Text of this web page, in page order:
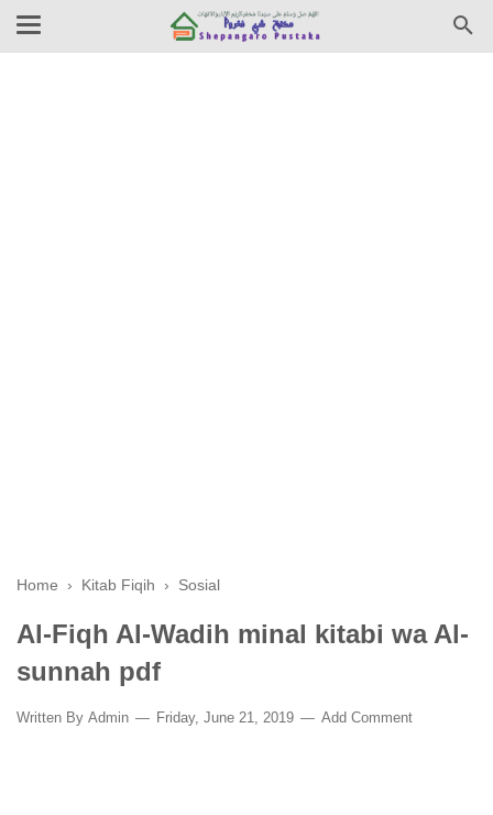
Home › Kitab Fiqih › Sosial
Al-Fiqh Al-Wadih minal kitabi wa Al-
sunnah pdf
Written By Admin Friday, June 21, 2019 Add Comment